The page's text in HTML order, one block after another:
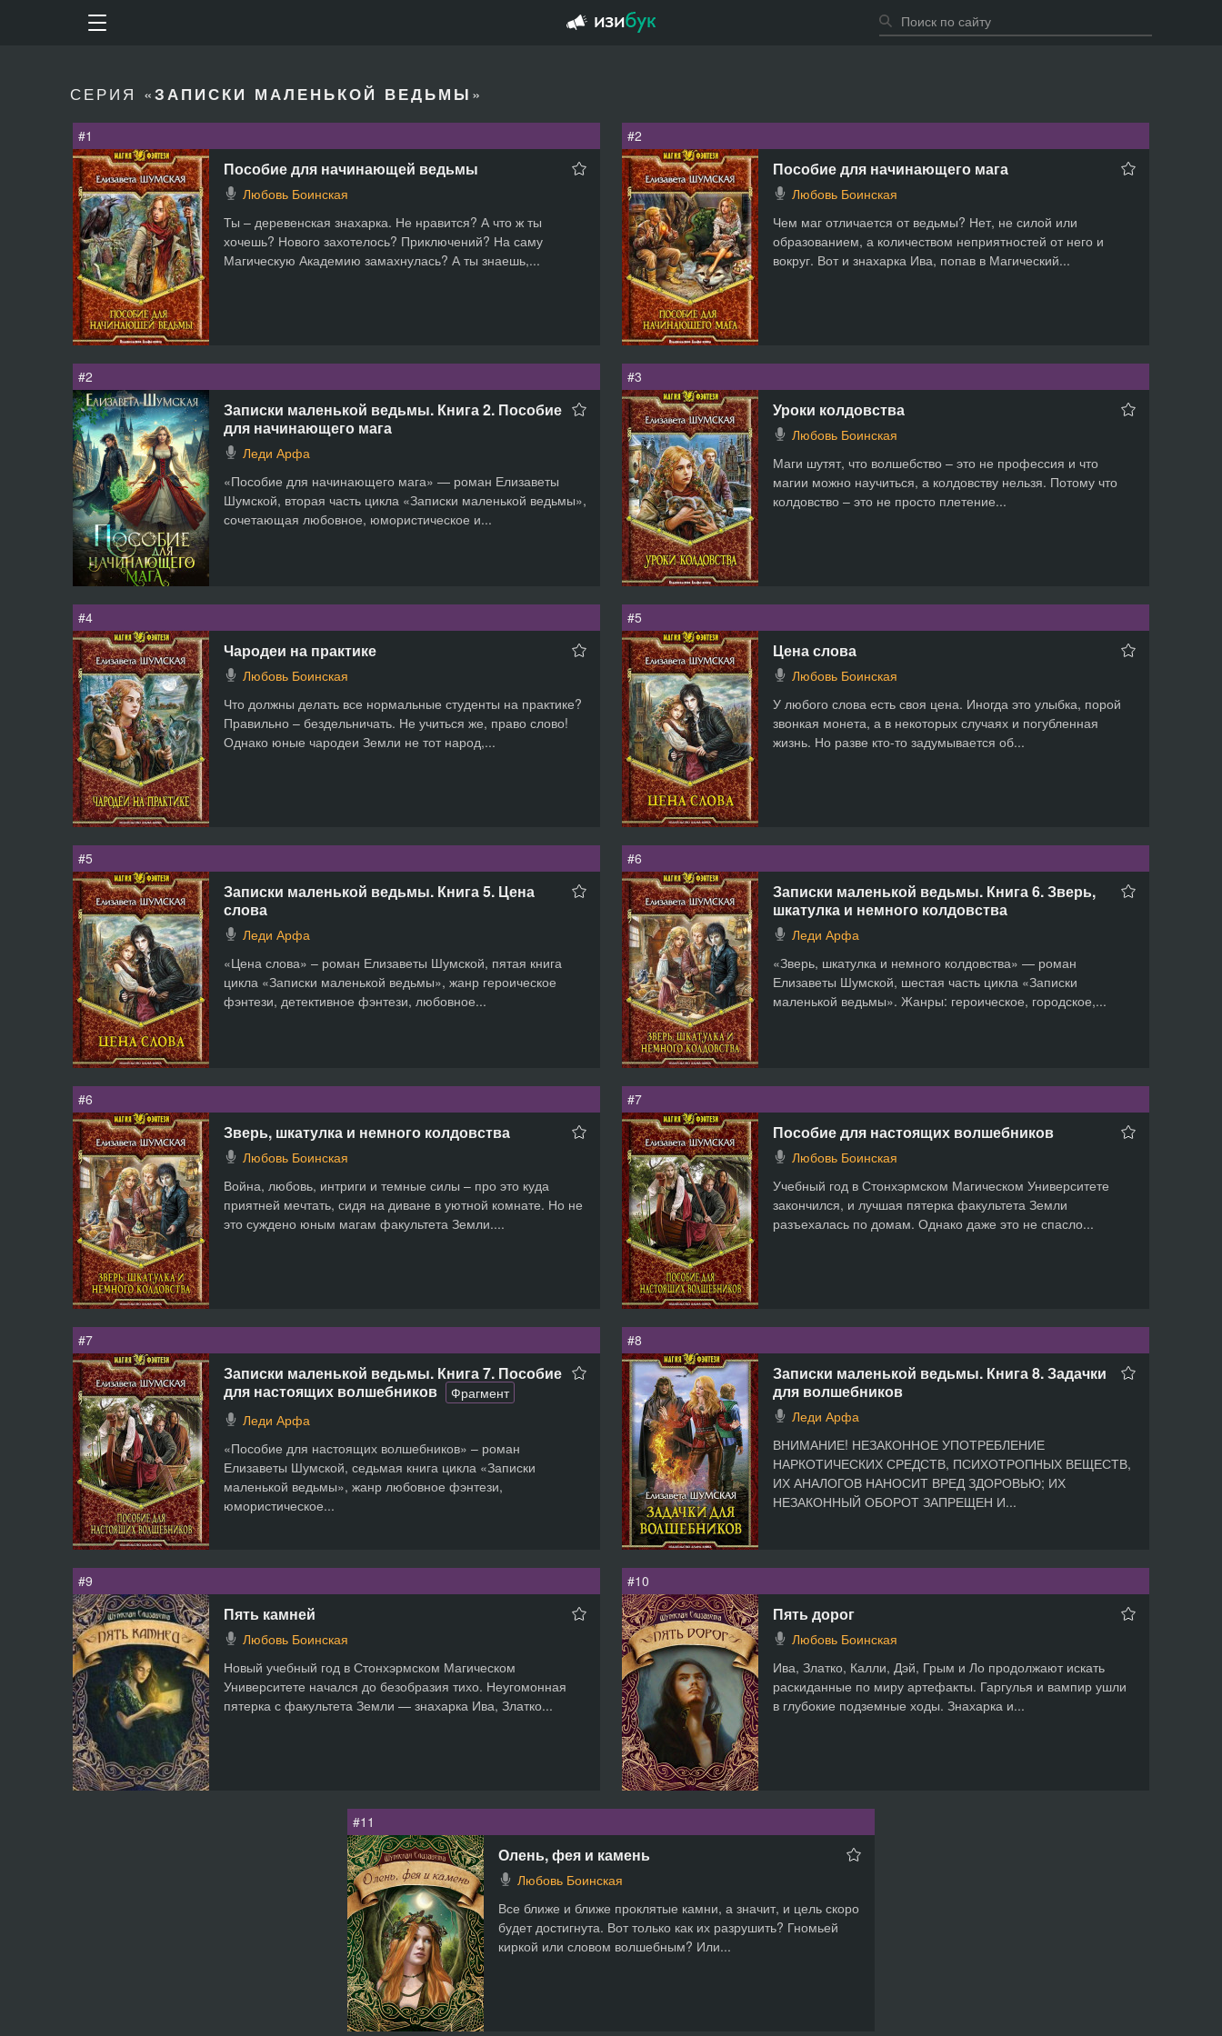
СЕРИЯ «ЗАПИСКИ МАЛЕНЬКОЙ ВЕДЬМЫ »
#1
Пособие для начинающей ведьмы
Любовь Боинская
Ты – деревенская знахарка. Не нравится? А что ж ты
хочешь? Нового захотелось? Приключений? На саму
Магическую Академию замахнулась? А ты знаешь,...
#2
Пособие для начинающего мага
Любовь Боинская
Чем маг отличается от ведьмы? Нет, не силой или
образованием, а количеством неприятностей от него и
вокруг. Вот и знахарка Ива, попав в Магический...
#2
Записки маленькой ведьмы. Книга 2. Пособие
для начинающего мага
Леди Арфа
«Пособие для начинающего мага» — роман Елизаветы
Шумской, вторая часть цикла «Записки маленькой ведьмы»,
сочетающая любовное, юмористическое и...
#3
Уроки колдовства
Любовь Боинская
Маги шутят, что волшебство – это не профессия и что
магии можно научиться, а колдовству нельзя. Потому что
колдовство – это не просто плетение...
#4
Чародеи на практике
Любовь Боинская
Что должны делать все нормальные студенты на практике?
Правильно – бездельничать. Не учиться же, право слово!
Однако юные чародеи Земли не тот народ,...
#5
Цена слова
Любовь Боинская
У любого слова есть своя цена. Иногда это улыбка, порой
звонкая монета, а в некоторых случаях и погубленная
жизнь. Но разве кто-то задумывается об...
#5
Записки маленькой ведьмы. Книга 5. Цена
слова
Леди Арфа
«Цена слова» – роман Елизаветы Шумской, пятая книга
цикла «Записки маленькой ведьмы», жанр героическое
фэнтези, детективное фэнтези, любовное...
#6
Записки маленькой ведьмы. Книга 6. Зверь,
шкатулка и немного колдовства
Леди Арфа
«Зверь, шкатулка и немного колдовства» — роман
Елизаветы Шумской, шестая часть цикла «Записки
маленькой ведьмы». Жанры: героическое, городское,...
#6
Зверь, шкатулка и немного колдовства
Любовь Боинская
Война, любовь, интриги и темные силы – про это куда
приятней мечтать, сидя на диване в уютной комнате. Но не
это суждено юным магам факультета Земли....
#7
Пособие для настоящих волшебников
Любовь Боинская
Учебный год в Стонхэрмском Магическом Университете
закончился, и лучшая пятерка факультета Земли
разъехалась по домам. Однако даже это не спасло...
#7
Записки маленькой ведьмы. Книга 7. Пособие
для настоящих волшебников
Фрагмент
Леди Арфа
«Пособие для настоящих волшебников» – роман
Елизаветы Шумской, седьмая книга цикла «Записки
маленькой ведьмы», жанр любовное фэнтези,
юмористическое...
#8
Записки маленькой ведьмы. Книга 8. Задачки
для волшебников
Леди Арфа
ВНИМАНИЕ! НЕЗАКОННОЕ УПОТРЕБЛЕНИЕ
НАРКОТИЧЕСКИХ СРЕДСТВ, ПСИХОТРОПНЫХ ВЕЩЕСТВ,
ИХ АНАЛОГОВ НАНОСИТ ВРЕД ЗДОРОВЬЮ; ИХ
НЕЗАКОННЫЙ ОБОРОТ ЗАПРЕЩЕН И...
#9
Пять камней
Любовь Боинская
Новый учебный год в Стонхэрмском Магическом
Университете начался до безобразия тихо. Неугомонная
пятерка с факультета Земли — знахарка Ива, Златко...
#10
Пять дорог
Любовь Боинская
Ива, Златко, Калли, Дэй, Грым и Ло продолжают искать
раскиданные по миру артефакты. Гаргулья и вампир ушли
в глубокие подземные ходы. Знахарка и...
#11
Олень, фея и камень
Любовь Боинская
Все ближе и ближе проклятые камни, а значит, и цель скоро
будет достигнута. Вот только как их разрушить? Гномьей
киркой или словом волшебным? Или...